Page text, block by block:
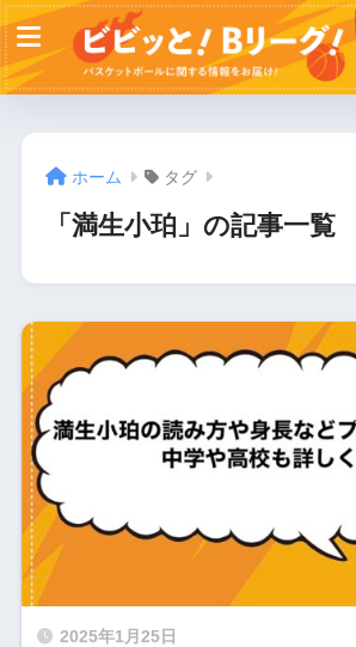
ホーム タグ
「満生小珀」の記事一覧
2025年1月25日